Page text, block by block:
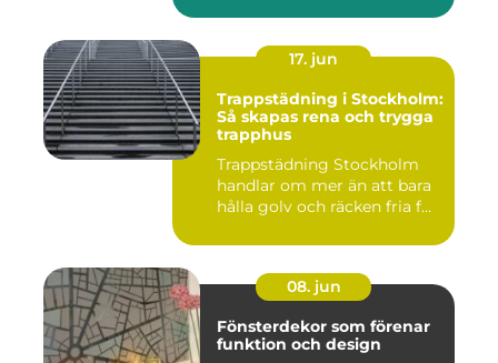
17. jun
Trappstädning i Stockholm:
Så skapas rena och trygga
trapphus
Trappstädning Stockholm
handlar om mer än att bara
hålla golv och räcken fria f...
08. jun
Fönsterdekor som förenar
funktion och design